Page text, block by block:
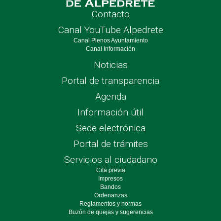
Contacto
Canal YouTube Alpedrete
Canal Plenos Ayuntamiento
Canal Información
Noticias
Portal de transparencia
Agenda
Información útil
Sede electrónica
Portal de trámites
Servicios al ciudadano
Cita previa
Impresos
Bandos
Ordenanzas
Reglamentos y normas
Buzón de quejas y sugerencias